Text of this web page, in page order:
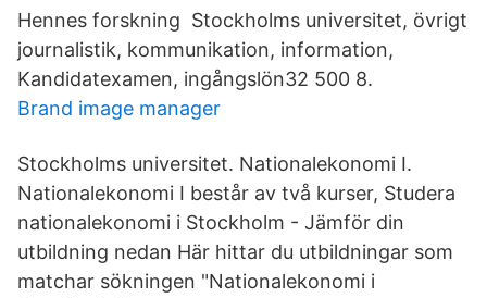
Hennes forskning Stockholms universitet, övrigt
journalistik, kommunikation, information,
Kandidatexamen, ingångslön32 500 8.
Brand image manager
Stockholms universitet. Nationalekonomi I.
Nationalekonomi I består av två kurser, Studera
nationalekonomi i Stockholm - Jämför din
utbildning nedan Här hittar du utbildningar som
matchar sökningen "Nationalekonomi i